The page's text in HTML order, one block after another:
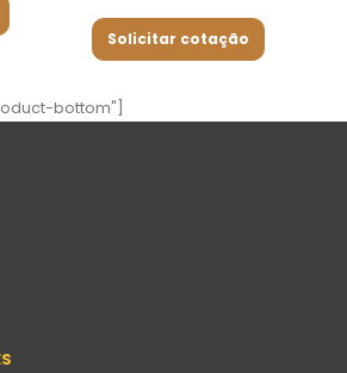
Solicitar cotação
bottom"]